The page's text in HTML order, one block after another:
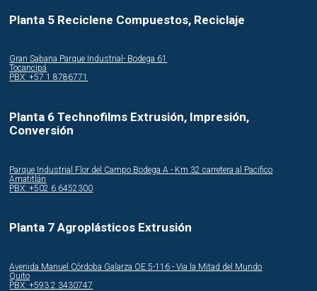
Planta 5 Reciclene Compuestos, Reciclaje
Gran Sabana Parque Industrial- Bodega 61
Tocancipá
PBX: +57 1 8786771
Planta 6 Technofilms Extrusión, Impresión,
Conversión
Parque Industrial Flor del Campo Bodega A - Km 32 carretera al Pacifico
Amatitlán
PBX: +502 6 6452300
Planta 7 Agroplásticos Extrusión
Avenida Manuel Córdoba Galarza OE 5-116 - Via la Mitad del Mundo
Quito
PBX: +593 2 3430747